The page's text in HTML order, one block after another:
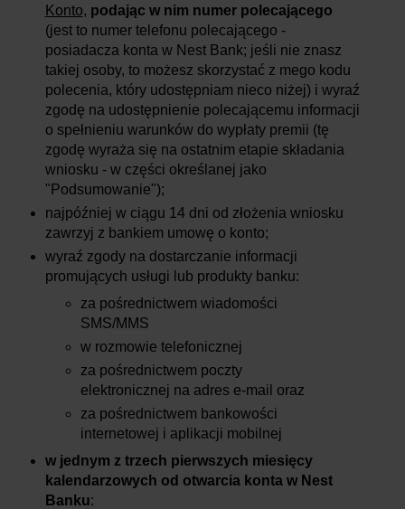
Konto, podając w nim numer polecającego
(jest to numer telefonu polecającego -
posiadacza konta w Nest Bank; jeśli nie znasz
takiej osoby, to możesz skorzystać z mego kodu
polecenia, który udostępniam nieco niżej) i wyraź
zgodę na udostępnienie polecającemu informacji
o spełnieniu warunków do wypłaty premii (tę
zgodę wyraża się na ostatnim etapie składania
wniosku - w części określanej jako
"Podsumowanie");
najpóźniej w ciągu 14 dni od złożenia wniosku
zawrzyj z bankiem umowę o konto;
wyraź zgody na dostarczanie informacji
promujących usługi lub produkty banku:
za pośrednictwem wiadomości
SMS/MMS
w rozmowie telefonicznej
za pośrednictwem poczty
elektronicznej na adres e-mail oraz
za pośrednictwem bankowości
internetowej i aplikacji mobilnej
w jednym z trzech pierwszych miesięcy
kalendarzowych od otwarcia konta w Nest
Banku: